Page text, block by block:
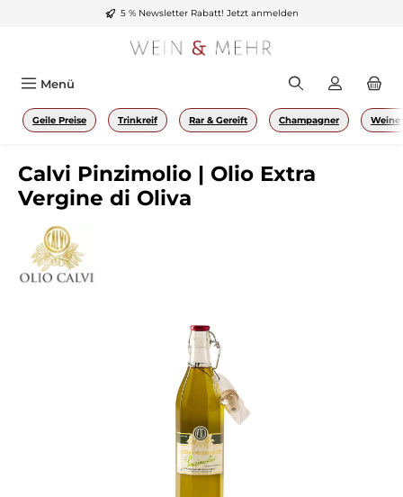
Zum Hauptinhalt springen5 % Newsletter Rabatt! Jetzt anmelden
Menü
Geile Preise Trinkreif Rar & Gereift Champagner Weine
Calvi Pinzimolio | Olio Extra
Vergine di Oliva